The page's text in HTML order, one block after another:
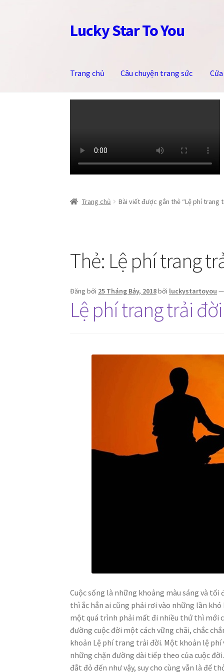
Đi
đến
Chuyển
đến
Lucky Star To You
Trang chủ Câu chuyện trang sức
Trang chủ Bài viết được gắn thẻ “Lệ phí trang
Thẻ: Lệ phí trang
Đăng bởi 25 Tháng Bảy, 2018bởi luckystartoyou
Lệ phí trang trải đời
Cuộc sống là những khoảng màu sáng và
thì ắc hẳn ai cũng phải rơi vào những lần khó
một quá trình phải mất đi nhiều thứ thì mới
đường cuộc đời một cách vững chãi, chắc
khoản Lệ phí trang trải đời. Một khoản lệ
những chặn đường dài tiếp theo của cuộc
đắt đỏ đến như vậy, suy cho cùng vẫn là để